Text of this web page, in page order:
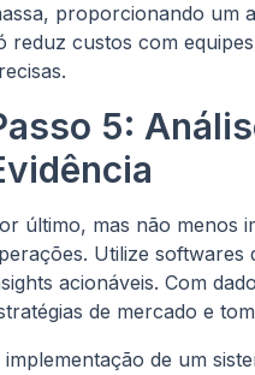
proporcionando um
reduz custos com
5:
último, mas não menos
Utilize softwares
acionáveis. Com
de mercado e
implementação de um